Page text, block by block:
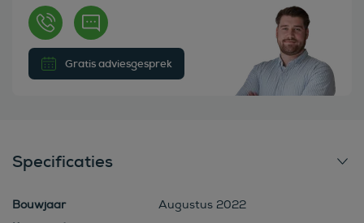
Gratis adviesgesprek
Specificaties
Bouwjaar
Augustus 2022